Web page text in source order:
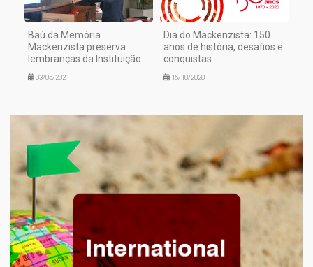
Baú da Memória
Mackenzista preserva
lembranças da Instituição
03/05/2021
Dia do Mackenzista: 150
anos de história, desafios e
conquistas
16/10/2020